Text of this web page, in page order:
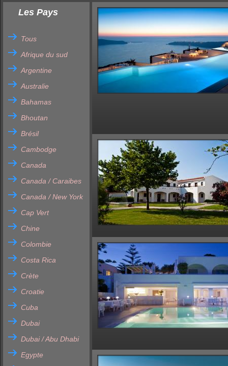
Les Pays
Tous
Afrique du sud
Argentine
Australie
Bahamas
Bhoutan
Brésil
Cambodge
Canada
Canada / Caraibes
Canada / New York
Cap Vert
Chine
Colombie
Costa Rica
Crète
Croatie
Cuba
Dubai
Dubai / Abu Dhabi
Egypte